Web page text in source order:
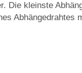
Die kleinste
Abhängedrahtes